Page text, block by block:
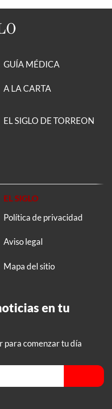
GUÍA MÉDICA
A LA CARTA
EL SIGLO DE TORREON
EL SIGLO
Política de privacidad
Aviso legal
Mapa del sitio
en tu
para comenzar tu día